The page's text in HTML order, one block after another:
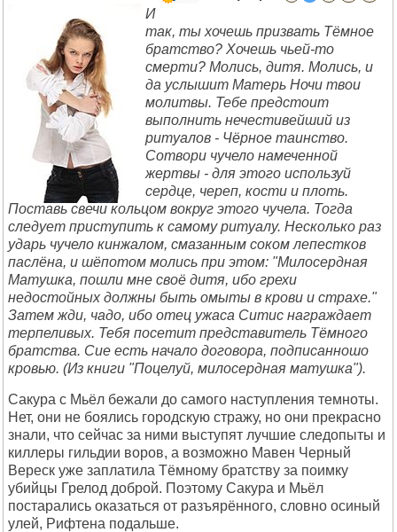
И
так, ты хочешь призвать Тёмное
братство? Хочешь чьей-то
смерти? Молись, дитя. Молись, и
да услышит Матерь Ночи твои
молитвы. Тебе предстоит
выполнить нечестивейший из
ритуалов - Чёрное таинство.
Сотвори чучело намеченной
жертвы - для этого используй
сердце, череп, кости и плоть.
Поставь свечи кольцом вокруг этого чучела. Тогда
следует приступить к самому ритуалу. Несколько раз
ударь чучело кинжалом, смазанным соком лепестков
паслёна, и шёпотом молись при этом: "Милосердная
Матушка, пошли мне своё дитя, ибо грехи
недостойных должны быть омыты в крови и страхе."
Затем жди, чадо, ибо отец ужаса Ситис награждает
терпеливых. Тебя посетит представитель Тёмного
братства. Сие есть начало договора, подписанношо
кровью. (Из книги "Поцелуй, милосердная матушка").
Сакура с Мьёл бежали до самого наступления темноты.
Нет, они не боялись городскую стражу, но они прекрасно
знали, что сейчас за ними выступят лучшие следопыты и
киллеры гильдии воров, а возможно Мавен Черный
Вереск уже заплатила Тёмному братству за поимку
убийцы Грелод доброй. Поэтому Сакура и Мьёл
постарались оказаться от разъярённого, словно осиный
улей, Рифтена подальше.